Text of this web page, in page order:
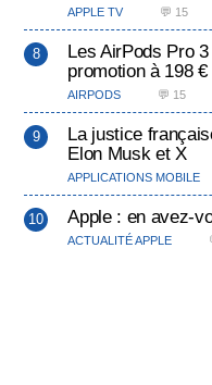
APPLE TV 💬 15
Les AirPods Pro
promotion à 198 €
AIRPODS 💬 15
La justice
Elon Musk et X
APPLICATIONS MOBILE
Apple : en avez-
ACTUALITÉ APPLE